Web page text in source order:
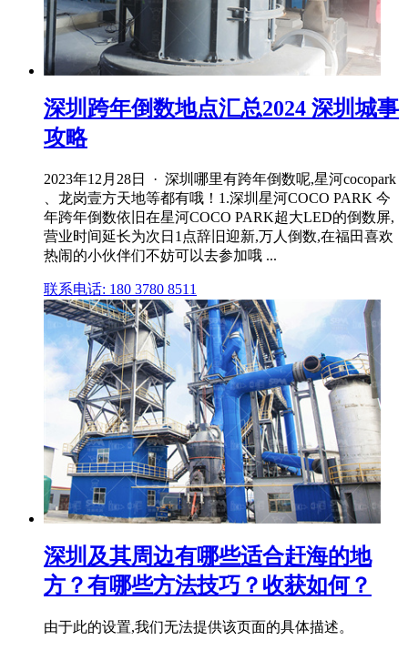
深圳跨年倒数地点汇总2024 深圳城事
攻略
2023年12月28日 · 深圳哪里有跨年倒数呢,星河cocopark
、龙岗壹方天地等都有哦！1.深圳星河COCO PARK 今
年跨年倒数依旧在星河COCO PARK超大LED的倒数屏,
营业时间延长为次日1点辞旧迎新,万人倒数,在福田喜欢
热闹的小伙伴们不妨可以去参加哦 ...
联系电话: 180 3780 8511
深圳及其周边有哪些适合赶海的地
方？有哪些方法技巧？收获如何？
由于此的设置,我们无法提供该页面的具体描述。